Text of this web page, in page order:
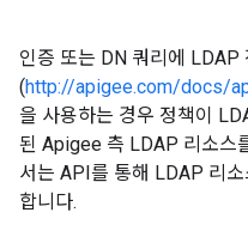
인증 또는 DN 쿼리에 LDAP
(http://apigee.com/docs/
을 사용하는 경우 정책이
된 Apigee 측 LDAP 리소스
서는 API를 통해 LDAP 리
합니다.